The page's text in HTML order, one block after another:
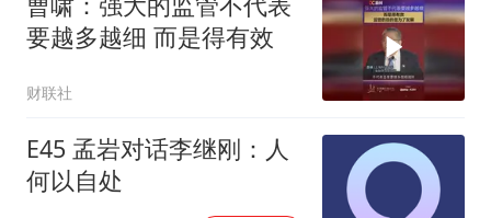
要越多越细 而是得有效
财联社
E45 孟岩对话李继刚：人
何以自处